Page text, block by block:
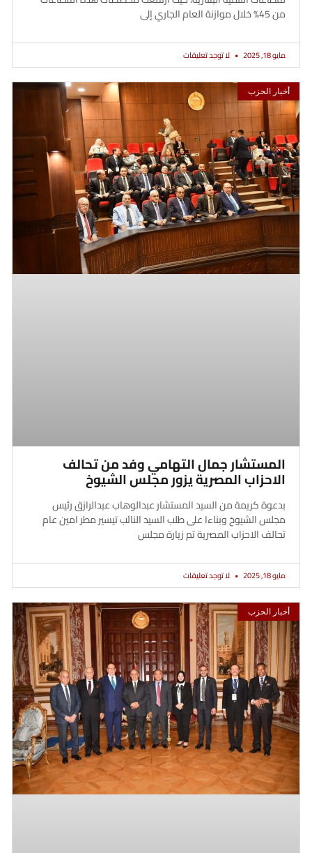
من 45% خلال موازنة العام الجاري إلى
مايو 18, 2025 لا توجد تعليقات
أخبار الحزب
المستشار جمال التهامي وفد من تحالف
الاحزاب المصرية يزور مجلس الشيوخ
بدعوة كريمة من السيد المستشار عبدالوهاب عبدالرازق رئيس
مجلس الشيوخ وبناءا على طلب السيد النائب تيسير مطر امين عام
تحالف الاحزاب المصرية تم زيارة مجلس
مايو 18, 2025 لا توجد تعليقات
أخبار الحزب